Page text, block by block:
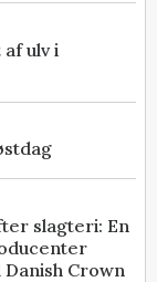
ulv i
slagteri: En
Crown